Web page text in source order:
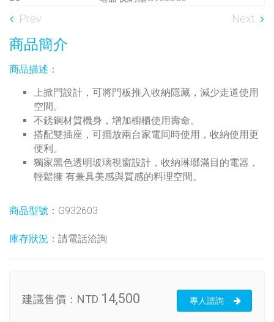
Prev Next
商品簡介
商品描述：
上掀門設計，可將門板推入收納隱藏，減少走道使用
空間。
不銹鋼材質機身，增加櫥櫃使用壽命。
搭配雙插座，可擺放兩台家電同時使用，收納使用更
便利。
獨家黑色透明玻璃視窗設計，收納琳瑯滿目的電器，
輕鬆擁 有兼具美感與質感的料理空間。
商品型號： G932603
庫存狀況： 請電話洽詢
建議售價： NTD 14,500 專人諮詢